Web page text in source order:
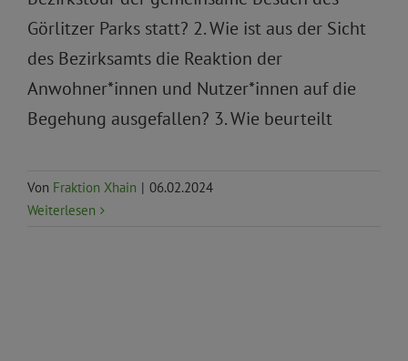
Görlitzer Parks statt? 2. Wie ist aus der Sicht
des Bezirksamts die Reaktion der
Anwohner*innen und Nutzer*innen auf die
Begehung ausgefallen? 3. Wie beurteilt
Von Fraktion Xhain | 06.02.2024
Weiterlesen